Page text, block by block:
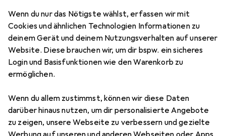
Wenn du nur das Nötigste wählst, erfassen wir mit
Cookies und ähnlichen Technologien Informationen zu
deinem Gerät und deinem Nutzungsverhalten auf unserer
Website. Diese brauchen wir, um dir bspw. ein sicheres
Login und Basisfunktionen wie den Warenkorb zu
ermöglichen.
Wenn du allem zustimmst, können wir diese Daten
darüber hinaus nutzen, um dir personalisierte Angebote
zu zeigen, unsere Webseite zu verbessern und gezielte
6 Bilder
Zebra Z-BAND DIRECT INFANT
25X178MM
25.40 mm
Preis in EUR inkl. MwSt.
EUR
410,23